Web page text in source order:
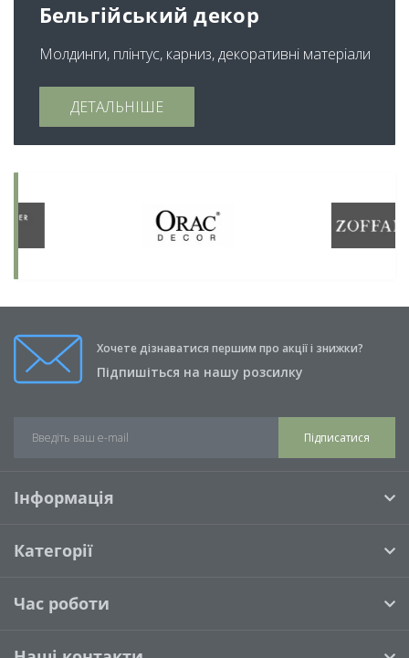
Бельгійський декор
Молдинги, плінтус, карниз, декоративні матеріали
ДЕТАЛЬНІШЕ
Хочете дізнаватися першим про акції і знижки?
Підпишіться на нашу розсилку
Підписатися
Інформація
Категорії
Час роботи